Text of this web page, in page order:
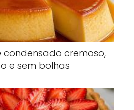
condensado cremoso,
e sem bolhas